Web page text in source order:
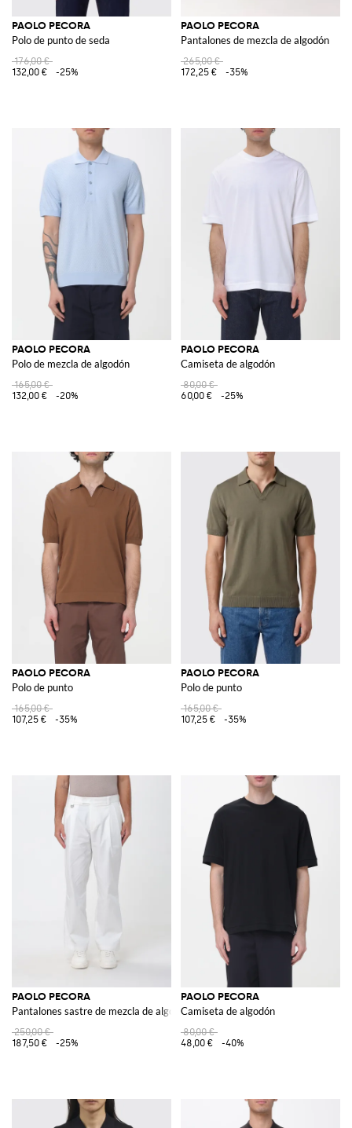
PAOLO PECORA
Polo de punto de seda
176,00 €
132,00 €
-25%
PAOLO PECORA
Pantalones de mezcla de algodón
265,00 €
172,25 €
-35%
PAOLO PECORA
Polo de mezcla de algodón
165,00 €
132,00 €
-20%
PAOLO PECORA
Camiseta de algodón
80,00 €
60,00 €
-25%
PAOLO PECORA
Polo de punto
165,00 €
107,25 €
-35%
PAOLO PECORA
Polo de punto
165,00 €
107,25 €
-35%
PAOLO PECORA
Pantalones sastre de mezcla de algodón elástico
250,00 €
187,50 €
-25%
PAOLO PECORA
Camiseta de algodón
80,00 €
48,00 €
-40%